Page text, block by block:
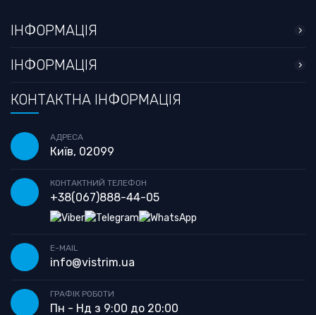
ІНФОРМАЦІЯ
ІНФОРМАЦІЯ
КОНТАКТНА ІНФОРМАЦІЯ
АДРЕСА
Київ, 02099
КОНТАКТНИЙ ТЕЛЕФОН
+38(067)888-44-05
E-MAIL
info@vistrim.ua
ГРАФІК РОБОТИ
Пн - Нд з 9:00 до 20:00